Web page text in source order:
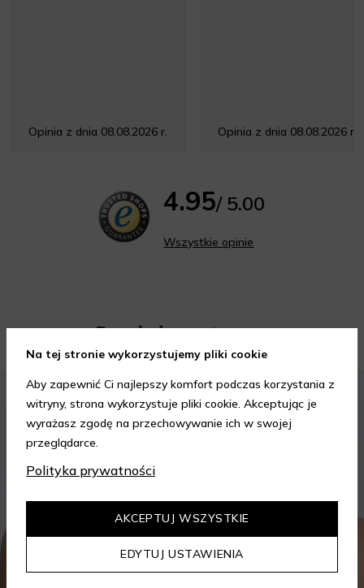
Opinia z dnia 08.08.2026 r. Opinia z dnia 08.08.2026 r.
4.95/ 5.00
Wszystkie opinie
Porady kosmetyczne
KOSMETYKI PIELĘGNACJA SKÓRY
Na tej stronie wykorzystujemy pliki cookie
Aby zapewnić Ci najlepszy komfort podczas korzystania z
witryny, strona wykorzystuje pliki cookie. Akceptując je
wyrażasz zgodę na przechowywanie ich w swojej
przeglądarce.
Polityka prywatności
EDYTUJ USTAWIENIA
AKCEPTUJ WSZYSTKIE